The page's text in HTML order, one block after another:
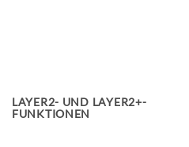
LAYER2- UND LAYER2+-
FUNKTIONEN